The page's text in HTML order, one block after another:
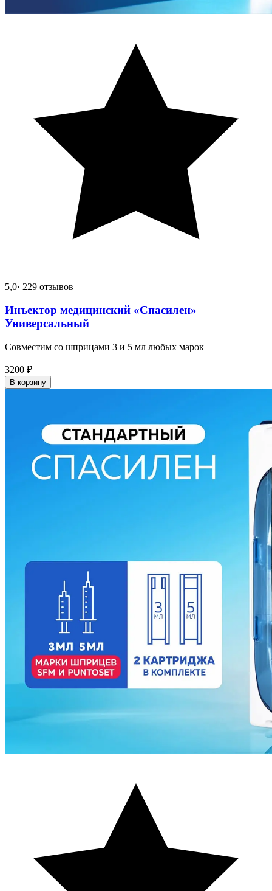
5,0· 229 отзывов
Инъектор медицинский «Спасилен»
Универсальный
Совместим со шприцами 3 и 5 мл любых марок
3200 ₽
В корзину